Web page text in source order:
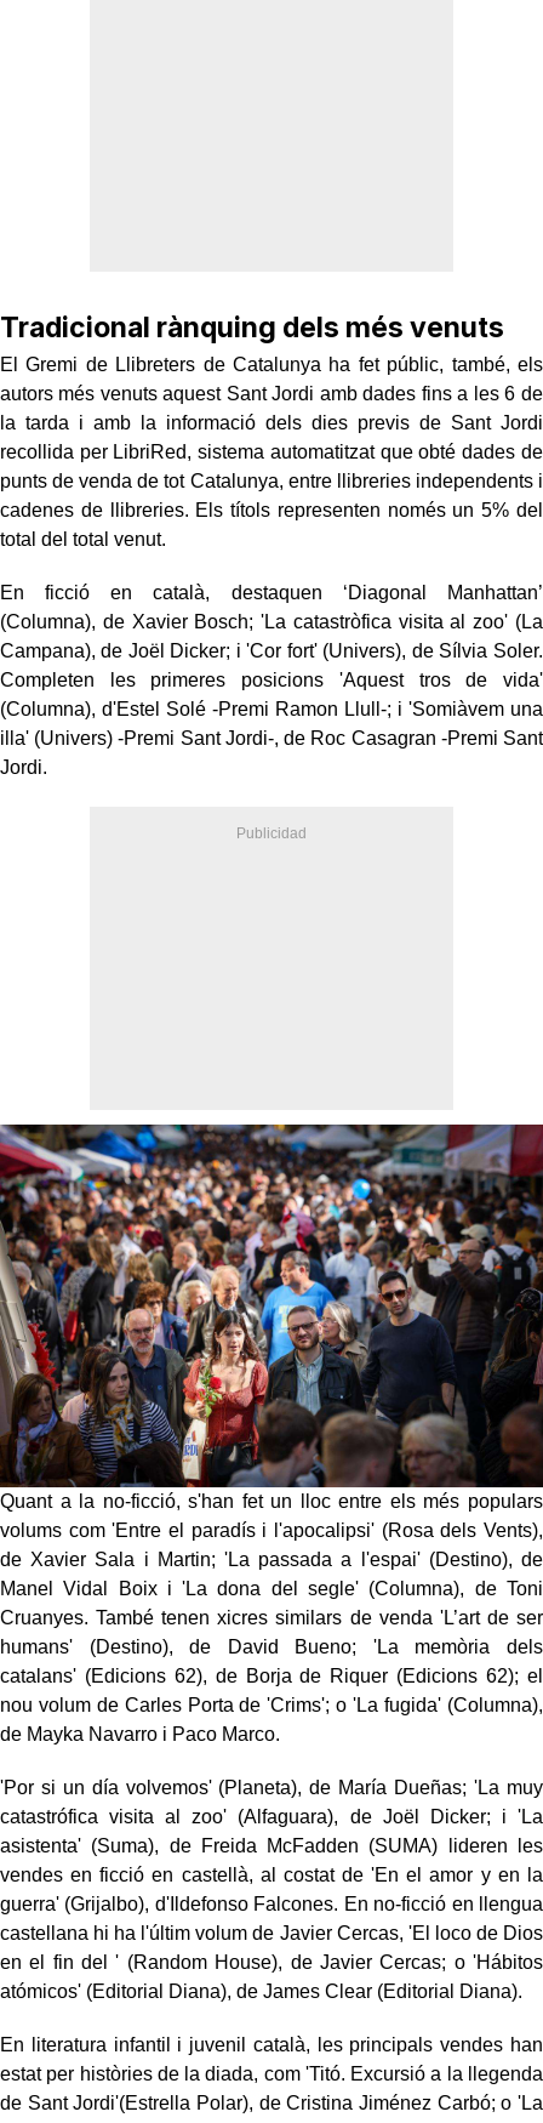
Tradicional rànquing dels més venuts
El Gremi de Llibreters de Catalunya ha fet públic, també, els
autors més venuts aquest Sant Jordi amb dades fins a les 6 de
la tarda i amb la informació dels dies previs de Sant Jordi
recollida per LibriRed, sistema automatitzat que obté dades de
punts de venda de tot Catalunya, entre llibreries independents i
cadenes de llibreries. Els títols representen només un 5% del
total del total venut.
En ficció en català, destaquen ‘Diagonal Manhattan’
(Columna), de Xavier Bosch; 'La catastròfica visita al zoo' (La
Campana), de Joël Dicker; i 'Cor fort' (Univers), de Sílvia Soler.
Completen les primeres posicions 'Aquest tros de vida'
(Columna), d'Estel Solé -Premi Ramon Llull-; i 'Somiàvem una
illa' (Univers) -Premi Sant Jordi-, de Roc Casagran -Premi Sant
Jordi.
Quant a la no-ficció, s'han fet un lloc entre els més populars
volums com 'Entre el paradís i l'apocalipsi' (Rosa dels Vents),
de Xavier Sala i Martin; 'La passada a l'espai' (Destino), de
Manel Vidal Boix i 'La dona del segle' (Columna), de Toni
Cruanyes. També tenen xicres similars de venda 'L’art de ser
humans' (Destino), de David Bueno; 'La memòria dels
catalans' (Edicions 62), de Borja de Riquer (Edicions 62); el
nou volum de Carles Porta de 'Crims'; o 'La fugida' (Columna),
de Mayka Navarro i Paco Marco.
'Por si un día volvemos' (Planeta), de María Dueñas; 'La muy
catastrófica visita al zoo' (Alfaguara), de Joël Dicker; i 'La
asistenta' (Suma), de Freida McFadden (SUMA) lideren les
vendes en ficció en castellà, al costat de 'En el amor y en la
guerra' (Grijalbo), d'Ildefonso Falcones. En no-ficció en llengua
castellana hi ha l'últim volum de Javier Cercas, 'El loco de Dios
en el fin del ' (Random House), de Javier Cercas; o 'Hábitos
atómicos' (Editorial Diana), de James Clear (Editorial Diana).
En literatura infantil i juvenil català, les principals vendes han
estat per històries de la diada, com 'Titó. Excursió a la llegenda
de Sant Jordi'(Estrella Polar), de Cristina Jiménez Carbó; o 'La